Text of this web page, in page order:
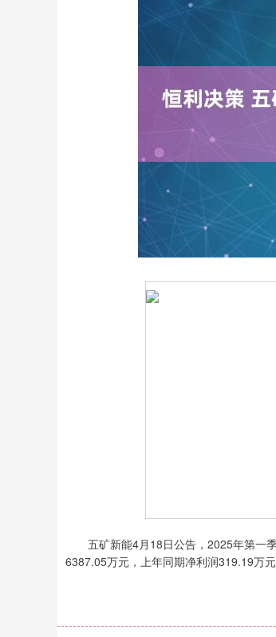
五矿新能4月18日公告，2025年第一季
6387.05万元，上年同期净利润319.19万
深证成指 14311.01